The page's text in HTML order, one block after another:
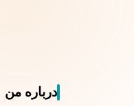
درباره من